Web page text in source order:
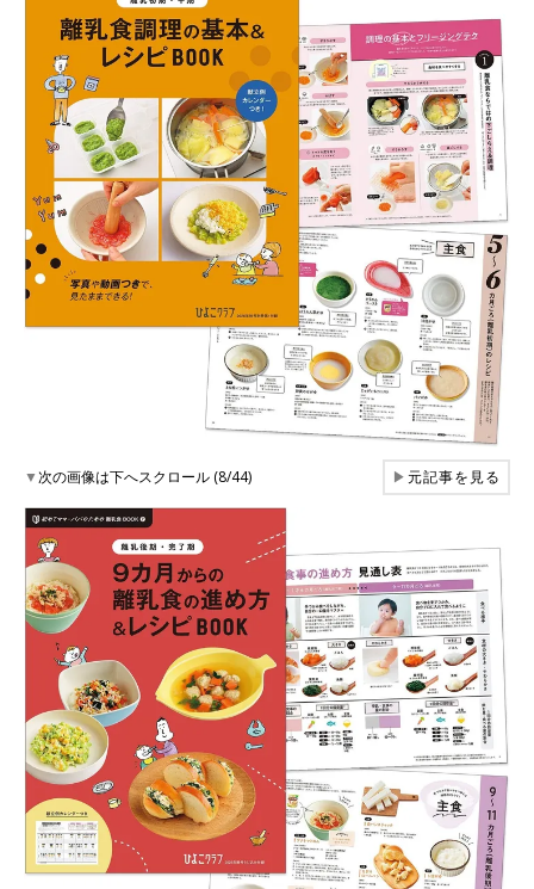
▼次の画像は下へスクロール (8/44) ▶元記事を見る